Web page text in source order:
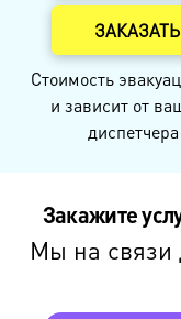
Стоимость
и зависит от
Закажите
Мы на связи